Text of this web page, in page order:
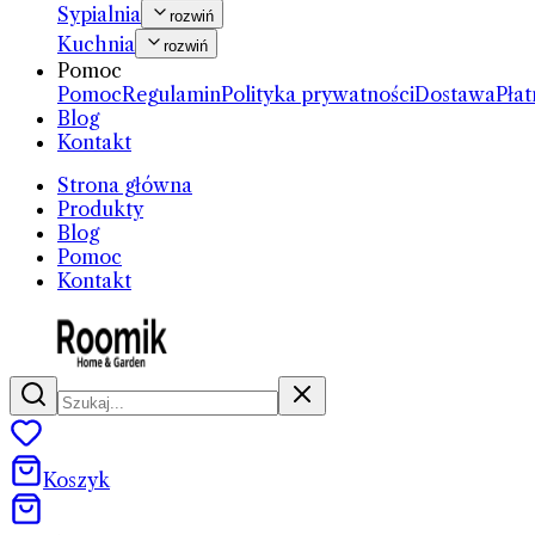
Sypialnia rozwiń
Kuchnia rozwiń
Pomoc
PomocRegulaminPolityka prywatnościDostawa
Blog
Kontakt
Strona główna
Produkty
Blog
Pomoc
Kontakt
Koszyk